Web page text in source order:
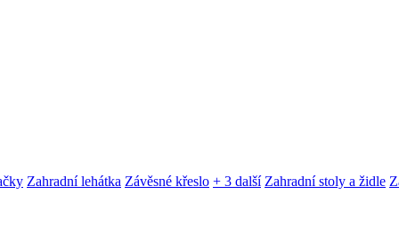
Zahradní lehátka Závěsné křeslo + 3 další Zahradní stoly a židle